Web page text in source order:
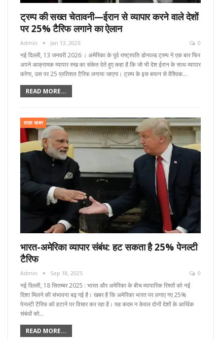
ट्रम्प की सख्त चेतावनी—ईरान से व्यापार करने वाले देशों
पर 25% टैरिफ लगाने का ऐलान
Admin Jan 13, 2026 0
नई दिल्ली, 13 जनवरी 2026 । अमेरिका के पूर्व राष्ट्रपति डोनाल्ड ट्रम्प ने एक बार फिर
अपने आक्रामक व्यापार रुख का संकेत देते हुए कहा है कि जो भी देश ईरान के साथ व्यापार
करेगा, उस पर 25 प्रतिशत टैरिफ लगाया जाएगा। ट्रम्प के इस बयान से वैश्विक…
READ MORE...
ताज़ा खबर
भारत-अमेरिका व्यापार संबंध: हट सकता है 25% पेनल्टी
टैरिफ
Admin Sep 18, 2025 0
नई दिल्ली, 18 सितम्बर 2025 : भारत और अमेरिका के बीच व्यापारिक रिश्तों को नई
दिशा मिलने की संभावना बढ़ गई है। खबर है कि अमेरिका भारत पर लगाए गए 25%
पेनल्टी टैरिफ को हटाने पर विचार कर रहा है। यह कदम न केवल दोनों देशों के आर्थिक
संबंधों को…
READ MORE...